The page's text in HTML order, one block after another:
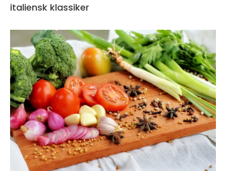
italiensk klassiker